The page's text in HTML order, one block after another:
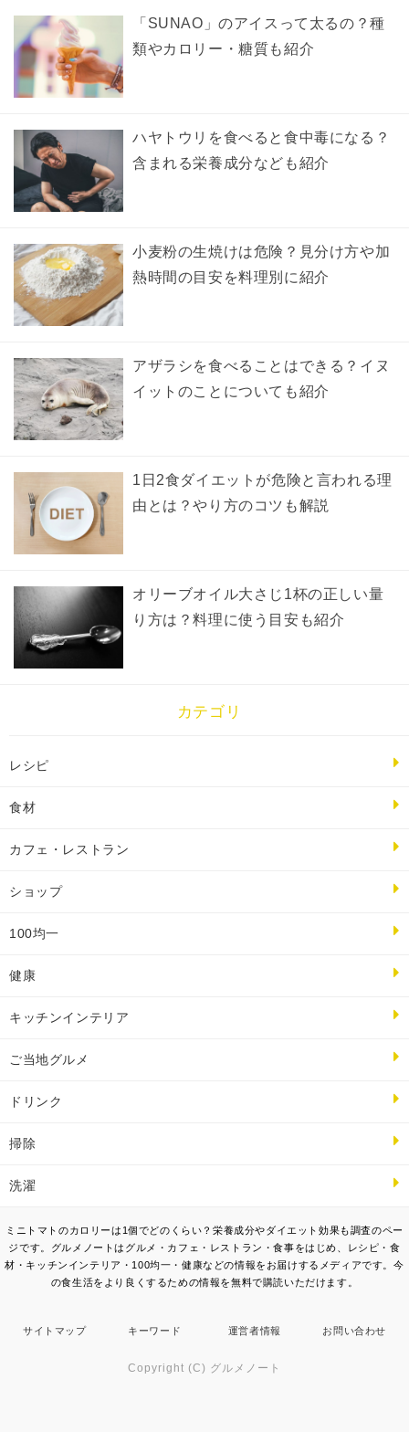
「SUNAO」のアイスって太るの？種
類やカロリー・糖質も紹介
ハヤトウリを食べると食中毒になる？
含まれる栄養成分なども紹介
小麦粉の生焼けは危険？見分け方や加
熱時間の目安を料理別に紹介
アザラシを食べることはできる？イヌ
イットのことについても紹介
1日2食ダイエットが危険と言われる理
由とは？やり方のコツも解説
オリーブオイル大さじ1杯の正しい量
り方は？料理に使う目安も紹介
カテゴリ
レシピ
食材
カフェ・レストラン
ショップ
100均一
健康
キッチンインテリア
ご当地グルメ
ドリンク
掃除
洗濯
ミニトマトのカロリーは1個でどのくらい？栄養成分やダイエット効果も調査のペー
ジです。グルメノートはグルメ・カフェ・レストラン・食事をはじめ、レシピ・食
材・キッチンインテリア・100均一・健康などの情報をお届けするメディアです。今
の食生活をより良くするための情報を無料で購読いただけます。
サイトマップ キーワード 運営者情報 お問い合わせ
Copyright (C) グルメノート